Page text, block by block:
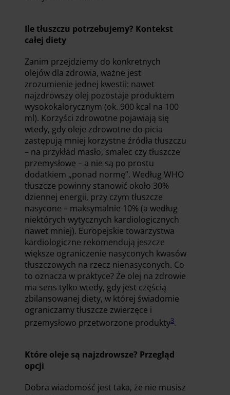
Ile tłuszczu potrzebujemy? Kontekst
całej diety
Zanim przejdziemy do konkretnych
olejów dla zdrowia, ważne jest
zrozumienie jednej kwestii: nawet
najzdrowszy olej pozostaje produktem
wysokokalorycznym (ok. 900 kcal na 100
ml). Korzyści zdrowotne pojawiają się
wtedy, gdy oleje zdrowotne do picia
zastępują mniej korzystne źródła tłuszczu
– na przykład masło, smalec czy tłuszcze
przemysłowe – a nie są po prostu
dodatkiem „ponad normę”. Według WHO
tłuszcze powinny stanowić około 30%
dziennej energii, przy czym tłuszcze
nasycone – maksymalnie 10% (a według
niektórych wytycznych kardiologicznych
nawet mniej). Europejskie towarzystwa
kardiologiczne rekomendują jeszcze
większe ograniczenie nasyconych kwasów
tłuszczowych na rzecz nienasyconych. Co
to oznacza w praktyce? Że olej na zdrowie
ma sens tylko wtedy, gdy jest częścią
zbilansowanej diety, w której świadomie
ograniczamy tłuszcze zwierzęce i
przemysłowo przetworzone produkty3.
Które oleje są najzdrowsze? Przegląd
opcji
Dobra wiadomość jest taka, że nie musisz